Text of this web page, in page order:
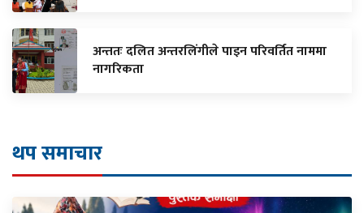
अन्ततः दलित अन्तरलिंगीले पाइन परिवर्तित नाममा
नागरिकता
थप समाचार